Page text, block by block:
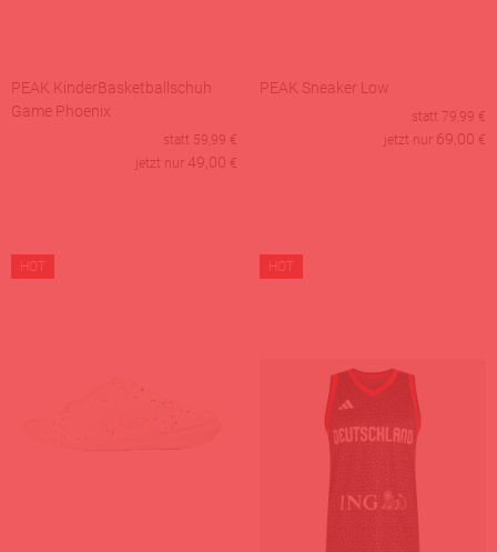
PEAK KinderBasketballschuh
Game Phoenix
statt 59,99 €
jetzt nur 49,00 €
PEAK Sneaker Low
statt 79,99 €
jetzt nur 69,00 €
HOT HOT